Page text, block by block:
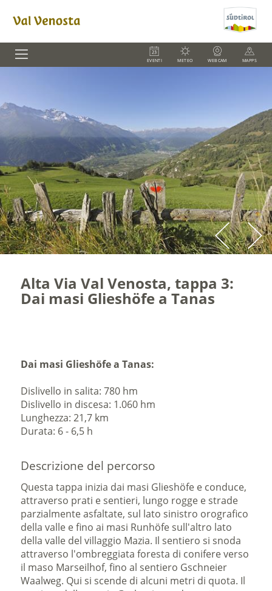
EVENTI METEO WEBCAM MAPPS
Alta Via Val Venosta, tappa 3:
Dai masi Glieshöfe a Tanas
Dai masi Glieshöfe a Tanas:
Dislivello in salita: 780 hm
Dislivello in discesa: 1.060 hm
Lunghezza: 21,7 km
Durata: 6 - 6,5 h
Descrizione del percorso
Questa tappa inizia dai masi Glieshöfe e conduce,
attraverso prati e sentieri, lungo rogge e strade
parzialmente asfaltate, sul lato sinistro orografico
della valle e fino ai masi Runhöfe sull'altro lato
della valle del villaggio Mazia. Il sentiero si snoda
attraverso l'ombreggiata foresta di conifere verso
il maso Marseilhof, fino al sentiero Gschneier
Waalweg. Qui si scende di alcuni metri di quota. Il